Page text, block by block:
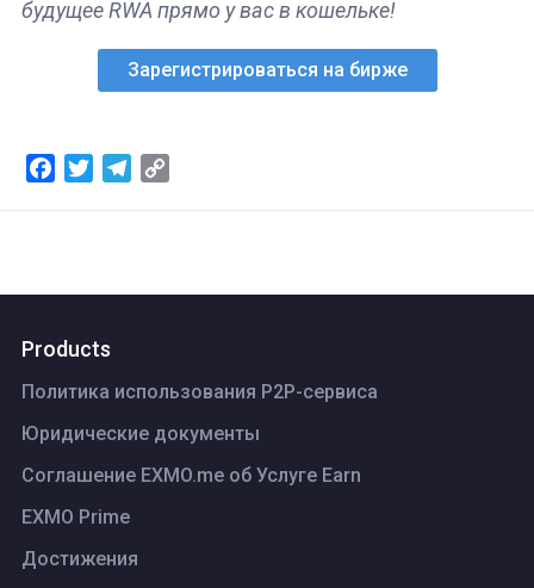
будущее RWA прямо у вас в кошельке!
Зарегистрироваться на бирже
FacebookTwitterTelegram
Products
Политика использования P2P-сервиса
Юридические документы
Соглашение EXMO.me об Услуге Earn
EXMO Prime
Достижения